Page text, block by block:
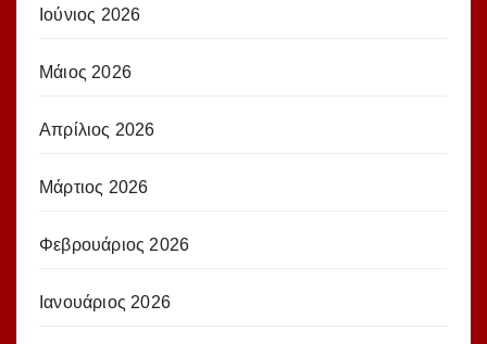
Ιούνιος 2026
Μάιος 2026
Απρίλιος 2026
Μάρτιος 2026
Φεβρουάριος 2026
Ιανουάριος 2026